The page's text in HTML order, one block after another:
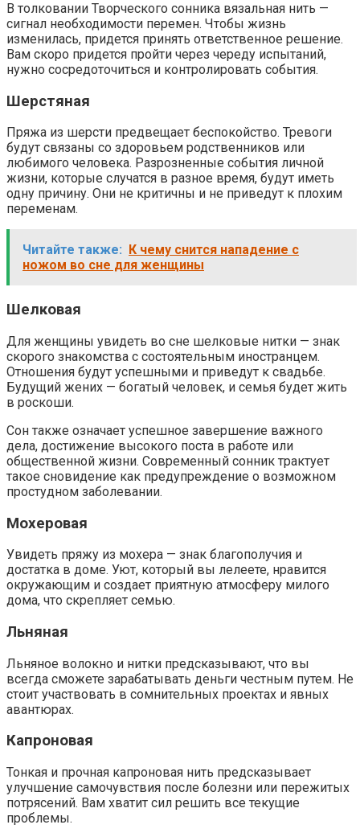
В толковании Творческого сонника вязальная нить —
сигнал необходимости перемен. Чтобы жизнь
изменилась, придется принять ответственное решение.
Вам скоро придется пройти через череду испытаний,
нужно сосредоточиться и контролировать события.
Шерстяная
Пряжа из шерсти предвещает беспокойство. Тревоги
будут связаны со здоровьем родственников или
любимого человека. Разрозненные события личной
жизни, которые случатся в разное время, будут иметь
одну причину. Они не критичны и не приведут к плохим
переменам.
Читайте также:
К чему снится нападение с
ножом во сне для женщины
Шелковая
Для женщины увидеть во сне шелковые нитки — знак
скорого знакомства с состоятельным иностранцем.
Отношения будут успешными и приведут к свадьбе.
Будущий жених — богатый человек, и семья будет жить
в роскоши.
Сон также означает успешное завершение важного
дела, достижение высокого поста в работе или
общественной жизни. Современный сонник трактует
такое сновидение как предупреждение о возможном
простудном заболевании.
Мохеровая
Увидеть пряжу из мохера — знак благополучия и
достатка в доме. Уют, который вы лелеете, нравится
окружающим и создает приятную атмосферу милого
дома, что скрепляет семью.
Льняная
Льняное волокно и нитки предсказывают, что вы
всегда сможете зарабатывать деньги честным путем. Не
стоит участвовать в сомнительных проектах и явных
авантюрах.
Капроновая
Тонкая и прочная капроновая нить предсказывает
улучшение самочувствия после болезни или пережитых
потрясений. Вам хватит сил решить все текущие
проблемы.